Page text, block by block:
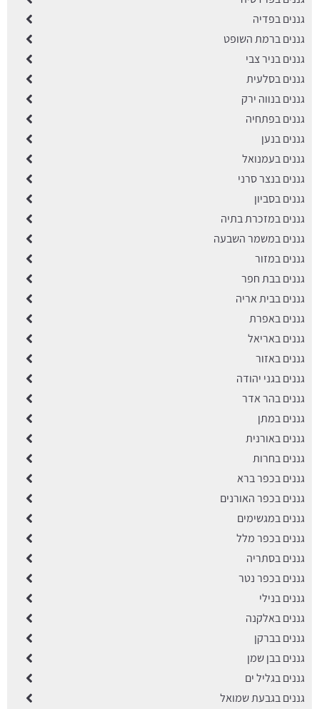
גננים בפדיה
גננים ברמת השופט
גננים בניר צבי
גננים בסלעית
גננים בנווה ירק
גננים בפתחיה
גננים בנען
גננים בעמנואל
גננים בנצר סרני
גננים בסביון
גננים במזכרת בתיה
גננים במשמר השבעה
גננים במזור
גננים בבת חפר
גננים בבית אריה
גננים באפרת
גננים באריאל
גננים באזור
גננים בגני יהודה
גננים בהר אדר
גננים במתן
גננים באורנית
גננים בחרות
גננים בכפר ברא
גננים בכפר האורנים
גננים במגשימים
גננים בכפר מלל
גננים בסתריה
גננים בכפר נטר
גננים בנילי
גננים באלקנה
גננים בברקן
גננים בבן שמן
גננים בגליל ים
גננים בגבעת שמואל